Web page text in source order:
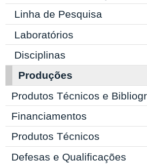
Linha de Pesquisa
Laboratórios
Disciplinas
Produções
Produtos Técnicos e
Financiamentos
Produtos Técnicos
Defesas e Qualificações